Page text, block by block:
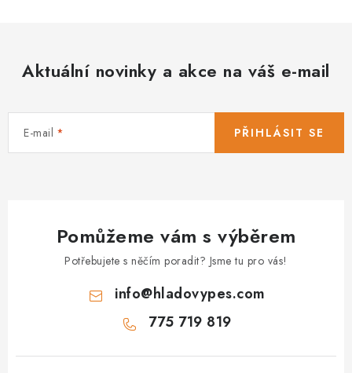
Aktuální novinky a akce na váš e-mail
E-mail PŘIHLÁSIT SE
Pomůžeme vám s výběrem
Potřebujete s něčím poradit? Jsme tu pro vás!
info@hladovypes.com
775 719 819